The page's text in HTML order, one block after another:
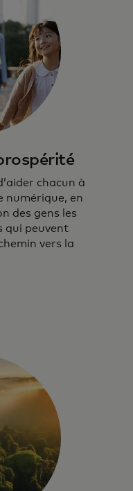
chacun à
numérique, en
des gens les
qui peuvent
vers la